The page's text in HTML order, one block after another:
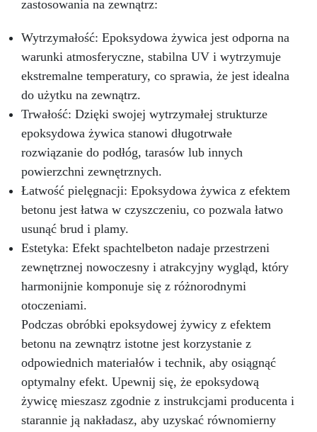
zastosowania na zewnątrz:
Wytrzymałość: Epoksydowa żywica jest odporna na
warunki atmosferyczne, stabilna UV i wytrzymuje
ekstremalne temperatury, co sprawia, że jest idealna
do użytku na zewnątrz.
Trwałość: Dzięki swojej wytrzymałej strukturze
epoksydowa żywica stanowi długotrwałe
rozwiązanie do podłóg, tarasów lub innych
powierzchni zewnętrznych.
Łatwość pielęgnacji: Epoksydowa żywica z efektem
betonu jest łatwa w czyszczeniu, co pozwala łatwo
usunąć brud i plamy.
Estetyka: Efekt spachtelbeton nadaje przestrzeni
zewnętrznej nowoczesny i atrakcyjny wygląd, który
harmonijnie komponuje się z różnorodnymi
otoczeniami.
Podczas obróbki epoksydowej żywicy z efektem
betonu na zewnątrz istotne jest korzystanie z
odpowiednich materiałów i technik, aby osiągnąć
optymalny efekt. Upewnij się, że epoksydową
żywicę mieszasz zgodnie z instrukcjami producenta i
starannie ją nakładasz, aby uzyskać równomierny